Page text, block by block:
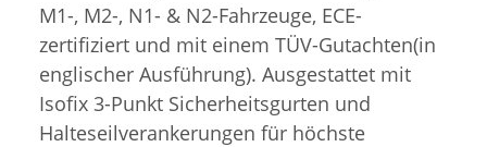
M1-, M2-, N1- & N2-Fahrzeuge, ECE-
zertifiziert und mit einem TÜV-Gutachten(in
englischer Ausführung). Ausgestattet mit
Isofix 3-Punkt Sicherheitsgurten und
Halteseilverankerungen für höchste